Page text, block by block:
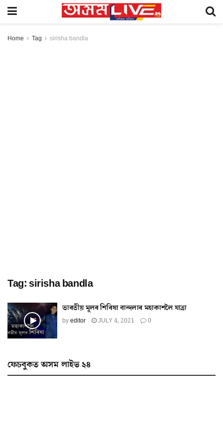
Home Tag sirisha bandla
Tag: sirisha bandla
ভাৰতীয় মূলৰ শিৰিষা বান্দলাৰ মহাকাশলৈ যাত্ৰা
byeditor JULY 4, 2021 0
ফেচবুকত অসম লাইভ ২৪